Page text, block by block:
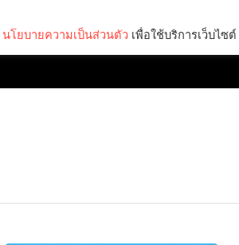
นโยบายความเป็นส่วนตัว เพื่อใช้บริการเว็บไซต์